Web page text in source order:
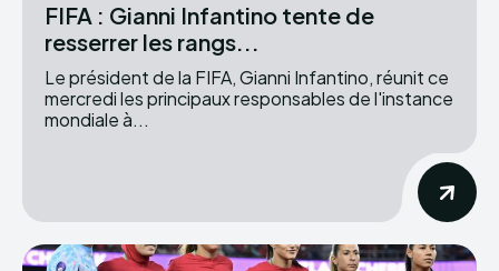
FIFA : Gianni Infantino tente de
resserrer les rangs...
Le président de la FIFA, Gianni Infantino, réunit ce
mercredi les principaux responsables de l'instance
mondiale à...